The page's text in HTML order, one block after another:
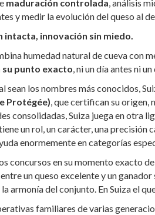
maduración controlada , análisis
y medir la evolución del queso al
intacta, innovación sin miedo.
humedad natural de cueva con
su punto exacto , ni un día antes ni
sean los nombres más conocidos,
Protégée) , que certifican su
consolidadas, Suiza juega en otra
un rol, un carácter, una precisión
enormemente en categorías
concursos en su momento exacto
un queso excelente y un
armonía del conjunto. En Suiza el
familiares de varias